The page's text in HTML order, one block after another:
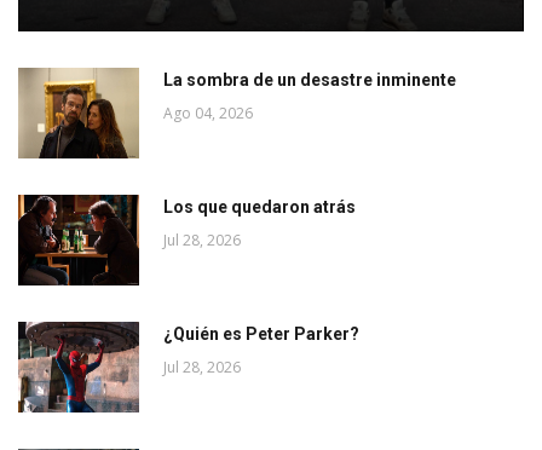
La sombra de un desastre inminente
Ago 04, 2026
Los que quedaron atrás
Jul 28, 2026
¿Quién es Peter Parker?
Jul 28, 2026